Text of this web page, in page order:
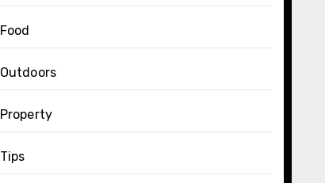
Food
Outdoors
Property
Tips